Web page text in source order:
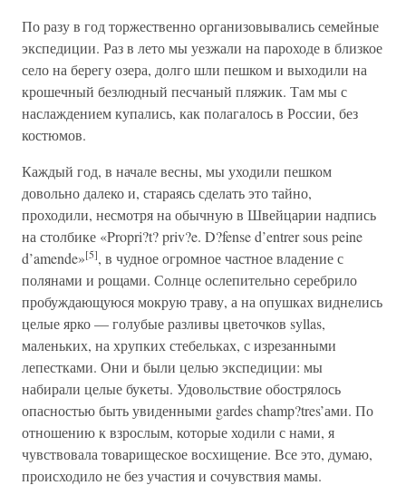
По разу в год торжественно организовывались семейные
экспедиции. Раз в лето мы уезжали на пароходе в близкое
село на берегу озера, долго шли пешком и выходили на
крошечный безлюдный песчаный пляжик. Там мы с
наслаждением купались, как полагалось в России, без
костюмов.
Каждый год, в начале весны, мы уходили пешком
довольно далеко и, стараясь сделать это тайно,
проходили, несмотря на обычную в Швейцарии надпись
на столбике «Propri?t? priv?e. D?fense d’entrer sous peine
d’amende»[5], в чудное огромное частное владение с
полянами и рощами. Солнце ослепительно серебрило
пробуждающуюся мокрую траву, а на опушках виднелись
целые ярко — голубые разливы цветочков syllas,
маленьких, на хрупких стебельках, с изрезанными
лепестками. Они и были целью экспедиции: мы
набирали целые букеты. Удовольствие обострялось
опасностью быть увиденными gardes champ?tres’ами. По
отношению к взрослым, которые ходили с нами, я
чувствовала товарищеское восхищение. Все это, думаю,
происходило не без участия и сочувствия мамы.